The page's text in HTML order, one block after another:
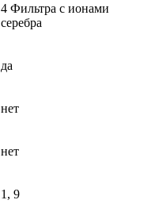
4 Фильтра с ионами
серебра
да
нет
нет
1, 9